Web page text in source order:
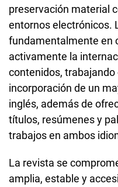
preservación material
entornos electrónicos.
fundamentalmente en
activamente la
contenidos,
incorporación de un
inglés, además de
títulos, resúmenes y
trabajos en ambos
La revista se
amplia, estable y